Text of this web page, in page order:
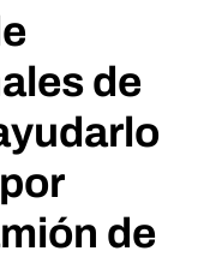
de
de